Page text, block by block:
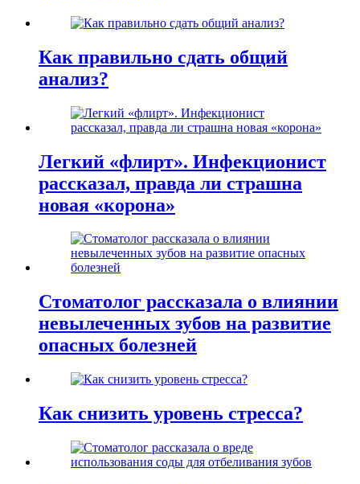
Как правильно сдать общий
анализ?
Легкий «флирт». Инфекционист
рассказал, правда ли страшна
новая «корона»
Стоматолог рассказала о влиянии
невылеченных зубов на развитие
опасных болезней
Как снизить уровень стресса?